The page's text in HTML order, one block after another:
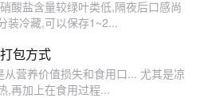
酸盐含量较绿叶类低,隔夜后口感尚
装冷藏,可以保存1~2...
包方式
从营养价值损失和食用口... 尤其是凉
,再加上在食用过程...